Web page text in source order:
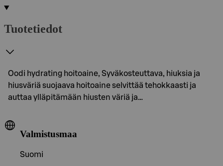
Tuotetiedot
Oodi hydrating hoitoaine, Syväkosteuttava, hiuksia ja
hiusväriä suojaava hoitoaine selvittää tehokkaasti ja
auttaa ylläpitämään hiusten väriä ja…
Valmistusmaa
Suomi